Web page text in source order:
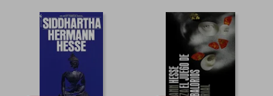
Rápido Rápido